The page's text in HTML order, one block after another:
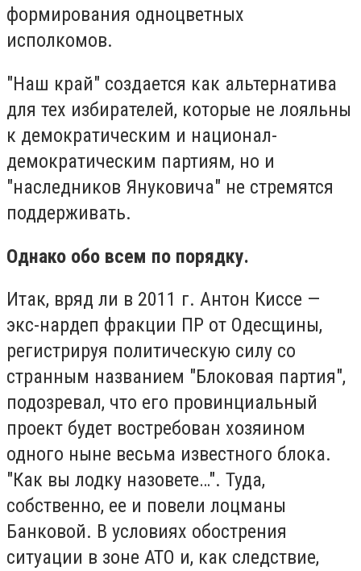
формирования одноцветных
исполкомов.
"Наш край" создается как альтернатива
для тех избирателей, которые не лояльны
к демократическим и национал-
демократическим партиям, но и
"наследников Януковича" не стремятся
поддерживать.
Однако обо всем по порядку.
Итак, вряд ли в 2011 г. Антон Киссе —
экс-нардеп фракции ПР от Одесщины,
регистрируя политическую силу со
странным названием "Блоковая партия",
подозревал, что его провинциальный
проект будет востребован хозяином
одного ныне весьма известного блока.
"Как вы лодку назовете…". Туда,
собственно, ее и повели лоцманы
Банковой. В условиях обострения
ситуации в зоне АТО и, как следствие,